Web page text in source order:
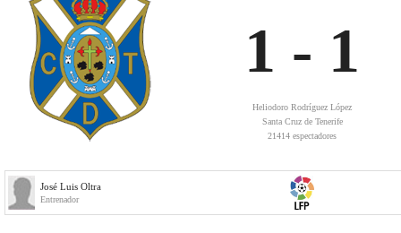
1 - 1
Heliodoro Rodríguez López
Santa Cruz de Tenerife
21414 espectadores
José Luis Oltra
Entrenador